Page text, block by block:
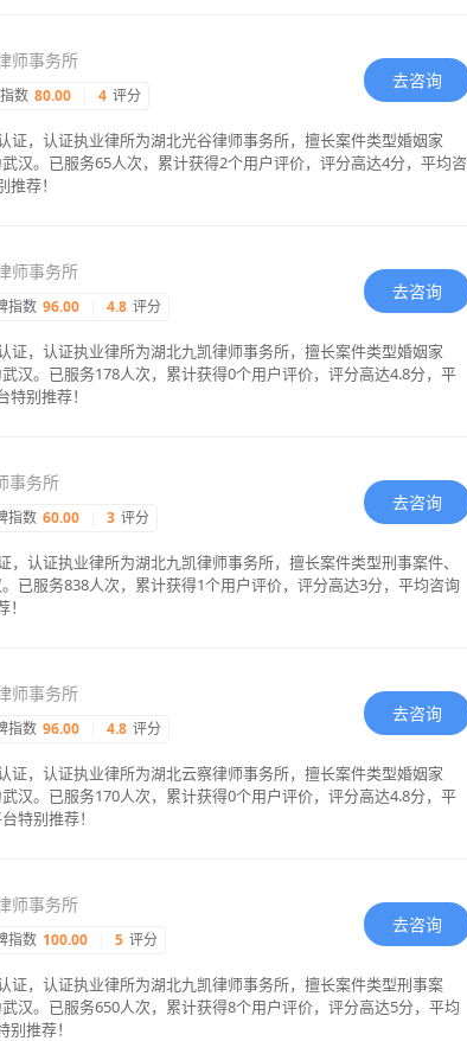
师事务所
数 80.00 4 评分
去咨询
证，认证执业律所为湖北光谷律师事务所，擅长案件类型婚姻家
汉。已服务65人次，累计获得2个用户评价，评分高达4分，平均咨
荐！
师事务所
指数 96.00 4.8 评分
去咨询
证，认证执业律所为湖北九凯律师事务所，擅长案件类型婚姻家
汉。已服务178人次，累计获得0个用户评价，评分高达4.8分，平
别推荐！
事务所
指数 60.00 3 评分
去咨询
认证执业律所为湖北九凯律师事务所，擅长案件类型刑事案件、
已服务838人次，累计获得1个用户评价，评分高达3分，平均咨询
师事务所
指数 96.00 4.8 评分
去咨询
，认证执业律所为湖北云察律师事务所，擅长案件类型婚姻家
汉。已服务170人次，累计获得0个用户评价，评分高达4.8分，平
特别推荐！
师事务所
指数 100.00 5 评分
去咨询
证，认证执业律所为湖北九凯律师事务所，擅长案件类型刑事案
汉。已服务650人次，累计获得8个用户评价，评分高达5分，平均
推荐！